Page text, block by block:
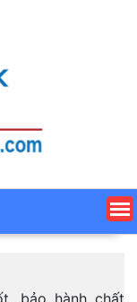
bảo hành chất